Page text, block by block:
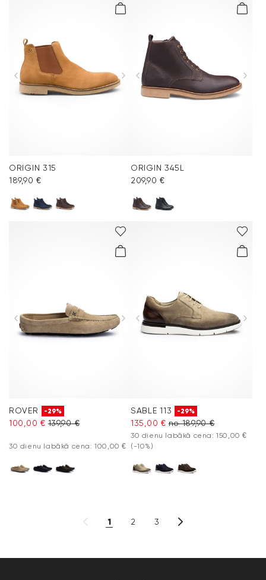
ORIGIN 315
189,90 €
ORIGIN 345L
209,90 €
ROVER -29%
100,00 € 139,90 €
30 dienu labākā cena: 100,00 €
SABLE 113 -29%
135,00 € no 189,90 €
30 dienu labākā cena: 150,00 €
(-10%)
1 2 3